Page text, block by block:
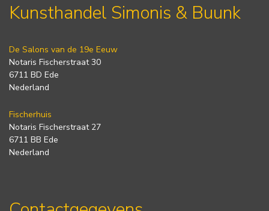
Kunsthandel Simonis & Buunk
De Salons van de 19e Eeuw
Notaris Fischerstraat 30
6711 BD Ede
Nederland
Fischerhuis
Notaris Fischerstraat 27
6711 BB Ede
Nederland